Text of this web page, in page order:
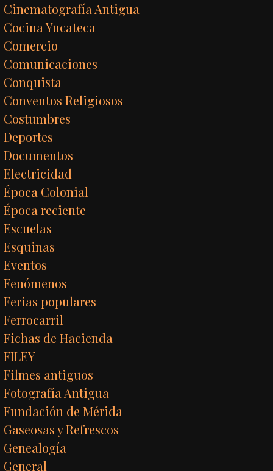
Cinematografía Antigua
Cocina Yucateca
Comercio
Comunicaciones
Conquista
Conventos Religiosos
Costumbres
Deportes
Documentos
Electricidad
Época Colonial
Época reciente
Escuelas
Esquinas
Eventos
Fenómenos
Ferias populares
Ferrocarril
Fichas de Hacienda
FILEY
Filmes antiguos
Fotografía Antigua
Fundación de Mérida
Gaseosas y Refrescos
Genealogía
General